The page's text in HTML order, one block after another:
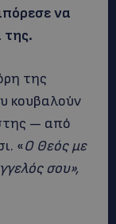
να
της.
της
κουβαλούν
— από
«Ο Θεός με
σου»,